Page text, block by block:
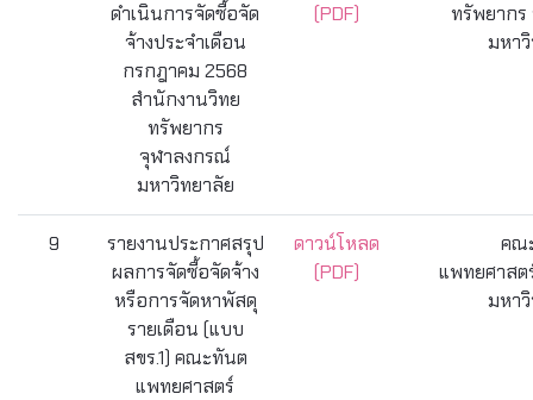
ดำเนินการจัดซื้อจัด
จ้างประจำเดือน
กรกฎาคม 2568
สำนักงานวิทย
ทรัพยากร
จุฬาลงกรณ์
มหาวิทยาลัย
(PDF)
ทรัพยาก
มหา
9
รายงานประกาศสรุป
ผลการจัดซื้อจัดจ้าง
หรือการจัดหาพัสดุ
รายเดือน (แบบ
สขร.1) คณะทันต
แพทยศาสตร์
ดาวน์โหลด
(PDF)
คณ
แพทยศาส
มหา